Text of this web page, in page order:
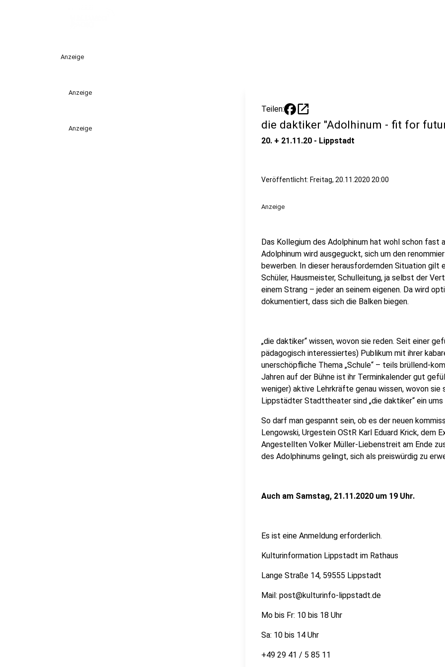
Anzeige
Anzeige
Anzeige
Teilen: open_in_new
die daktiker "Adolhinum - fit for
20. + 21.11.20 - Lippstadt
Veröffentlicht: Freitag, 20.11.2020 20:00
Anzeige
Das Kollegium des Adolphinum hat wohl schon fast
Adolphinum wird ausgeguckt, sich um den
bewerben. In dieser herausfordernden Situation gilt
Schüler, Hausmeister, Schulleitung, ja selbst der
einem Strang – jeder an seinem eigenen. Da wird
dokumentiert, dass sich die Balken biegen.
„die daktiker“ wissen, wovon sie reden. Seit einer
pädagogisch interessiertes) Publikum mit ihrer
unerschöpfliche Thema „Schule“ – teils brüllend-
Jahren auf der Bühne ist ihr Terminkalender gut
weniger) aktive Lehrkräfte genau wissen, wovon sie
Lippstädter Stadttheater sind „die daktiker“ ein
So darf man gespannt sein, ob es der neuen
Lengowski, Urgestein OStR Karl Eduard Krick, dem
Angestellten Volker Müller-Liebenstreit am Ende
des Adolphinums gelingt, sich als preiswürdig zu
Auch am Samstag, 21.11.2020 um 19 Uhr.
Es ist eine Anmeldung erforderlich.
Kulturinformation Lippstadt im Rathaus
Lange Straße 14, 59555 Lippstadt
Mail: post@kulturinfo-lippstadt.de
Mo bis Fr: 10 bis 18 Uhr
Sa: 10 bis 14 Uhr
+49 29 41 / 5 85 11